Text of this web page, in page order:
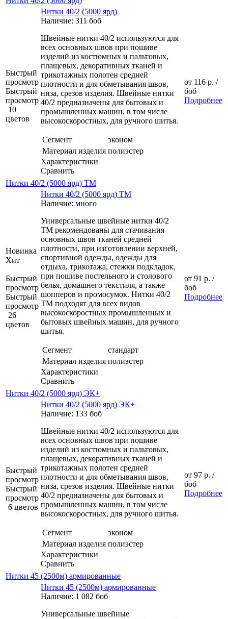
Быстрый
просмотр
Быстрый
просмотр
10
цветов
Нитки 40/2 (5000 ярд)
Наличие: 311 боб
Швейные нитки 40/2 используются для
всех основных швов при пошиве
изделий из костюмных и пальтовых,
плащевых, декоративных тканей и
трикотажных полотен средней
плотности и для обметывания швов,
низа, срезов изделия. Швейные нитки
40/2 предназначены для бытовых и
промышленных машин, в том числе
высокоскоростных, для ручного шитья.
Сегмент
эконом
Материал изделия полиэстер
Характеристики
Сравнить
от 116 р. /
боб
Подробнее
Нитки 40/2 (5000 ярд) ТМ
Новинка
Хит
Быстрый
просмотр
Быстрый
просмотр
26
цветов
Нитки 40/2 (5000 ярд) ТМ
Наличие: много
Универсальные швейные нитки 40/2
ТМ рекомендованы для стачивания
основных швов тканей средней
плотности, при изготовлении верхней,
спортивной одежды, одежды для
отдыха, трикотажа, стежки подкладок,
при пошиве постельного и столового
белья, домашнего текстиля, а также
шопперов и промосумок. Нитки 40/2
ТМ подходят для всех видов
высокоскоростных промышленных и
бытовых швейных машин, для ручного
шитья.
Сегмент
стандарт
Материал изделия полиэстер
Характеристики
Сравнить
от 91 р. /
боб
Подробнее
Нитки 40/2 (5000 ярд) ЭК+
Быстрый
просмотр
Быстрый
просмотр
6 цветов
Нитки 40/2 (5000 ярд) ЭК+
Наличие: 133 боб
Швейные нитки 40/2 используются для
всех основных швов при пошиве
изделий из костюмных и пальтовых,
плащевых, декоративных тканей и
трикотажных полотен средней
плотности и для обметывания швов,
низа, срезов изделия. Швейные нитки
40/2 предназначены для бытовых и
промышленных машин, в том числе
высокоскоростных, для ручного шитья.
Сегмент
эконом
Материал изделия полиэстер
Характеристики
Сравнить
от 97 р. /
боб
Подробнее
Нитки 45 (2500м) армированные
Нитки 45 (2500м) армированные
Наличие: 1 082 боб
Универсальные швейные